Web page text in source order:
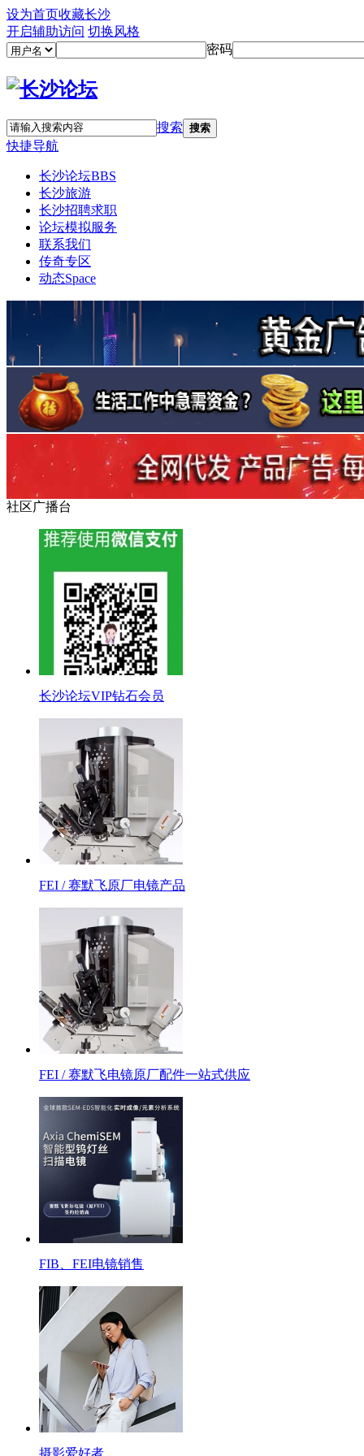
设为首页收藏长沙
开启辅助访问 切换风格
密码
搜索 搜索
快捷导航
长沙论坛BBS
长沙旅游
长沙招聘求职
论坛模拟服务
联系我们
传奇专区
动态Space
社区广播台
长沙论坛VIP钻石会员
FEI / 赛默飞原厂电镜产品
FEI / 赛默飞电镜原厂配件一站式供应
FIB、FEI电镜销售
摄影爱好者